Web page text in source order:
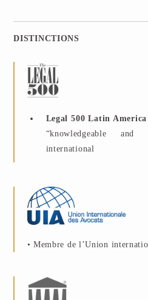
DISTINCTIONS
Legal 500 Latin America
“knowledgeable
international
• Membre de l’Union